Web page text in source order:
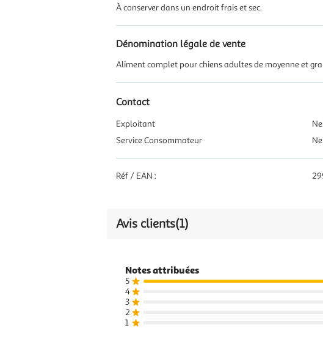
À conserver dans un endroit frais et sec.
Dénomination légale de vente
Aliment complet pour chiens adultes de moyenne et
Contact
Exploitant
Service Consommateur
Réf / EAN :
Avis clients(1)
Notes attribuées
5
4
3
2
1